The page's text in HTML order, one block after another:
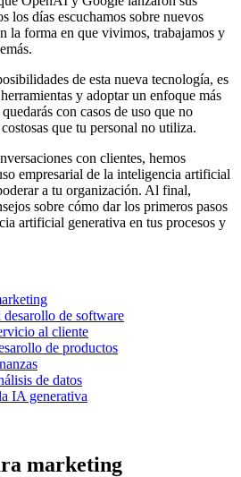
los días escuchamos sobre nuevos
la forma en que vivimos, trabajamos y
de esta nueva tecnología, es
y adoptar un enfoque más
con casos de uso que no
que tu personal no utiliza.
con clientes, hemos
empresarial de la inteligencia artificial
a tu organización. Al final,
sobre cómo dar los primeros pasos
artificial generativa en tus procesos y
de software
al cliente
de productos
de datos
IA generativa
marketing